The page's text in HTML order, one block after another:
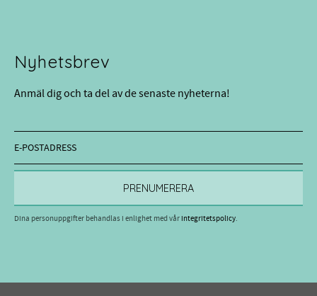
Nyhetsbrev
Anmäl dig och ta del av de senaste nyheterna!
PRENUMERERA
Dina personuppgifter behandlas i enlighet med vårintegritetspolicy.